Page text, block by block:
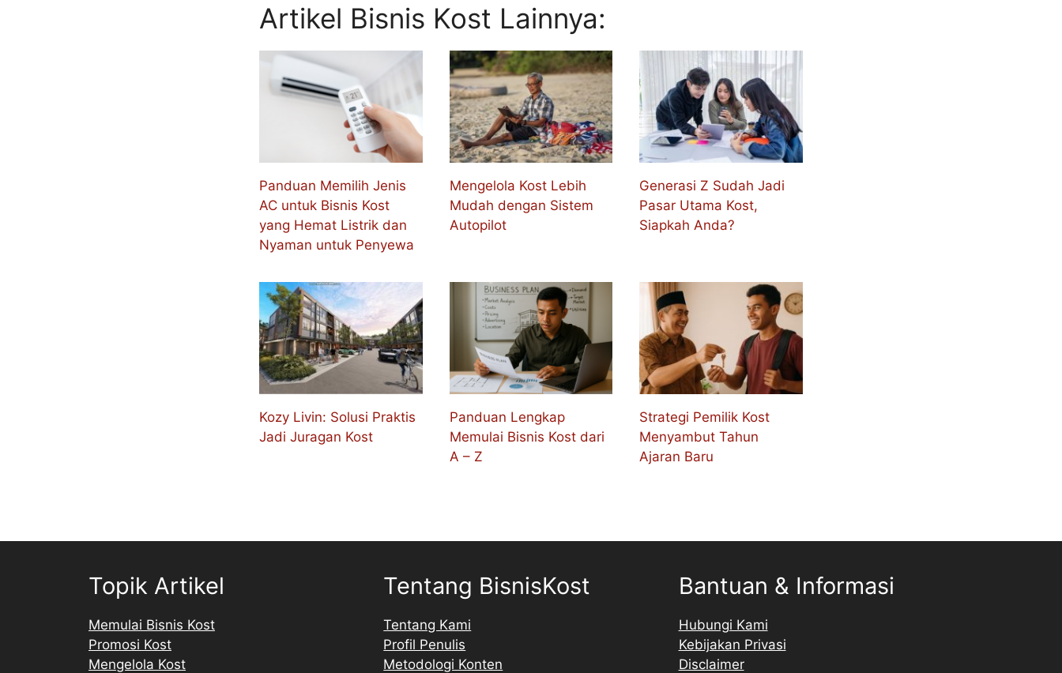
Artikel Bisnis Kost Lainnya:
Panduan Memilih Jenis
AC untuk Bisnis Kost
yang Hemat Listrik dan
Nyaman untuk Penyewa
Mengelola Kost Lebih
Mudah dengan Sistem
Autopilot
Generasi Z Sudah Jadi
Pasar Utama Kost,
Siapkah Anda?
Kozy Livin: Solusi Praktis
Jadi Juragan Kost
Panduan Lengkap
Memulai Bisnis Kost dari
A – Z
Strategi Pemilik Kost
Menyambut Tahun
Ajaran Baru
Topik Artikel
Memulai Bisnis Kost
Promosi Kost
Mengelola Kost
Tentang BisnisKost
Tentang Kami
Profil Penulis
Metodologi Konten
Bantuan & Informasi
Hubungi Kami
Kebijakan Privasi
Disclaimer